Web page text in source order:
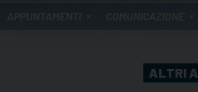
ALTRI